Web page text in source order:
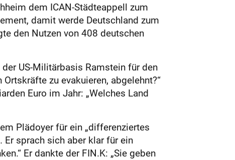
dem ICAN-Städteappell zum
damit werde Deutschland zum
den Nutzen von 408 deutschen
US-Militärbasis Ramstein für den
zu evakuieren, abgelehnt?“
Euro im Jahr: „Welches Land
Plädoyer für ein „differenziertes
sprach sich aber klar für ein
Er dankte der FIN.K: „Sie geben